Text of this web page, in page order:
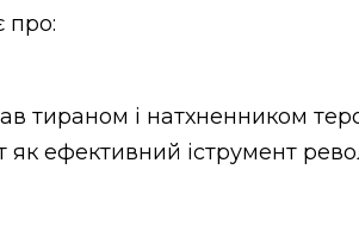
про:
тираном і натхненником
ефективний іструмент